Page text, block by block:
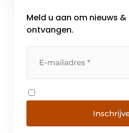
Meld u aan om nieuws
ontvangen.